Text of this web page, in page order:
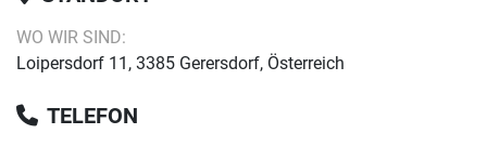
WO WIR SIND:
Loipersdorf 11, 3385 Gerersdorf, Österreich
TELEFON